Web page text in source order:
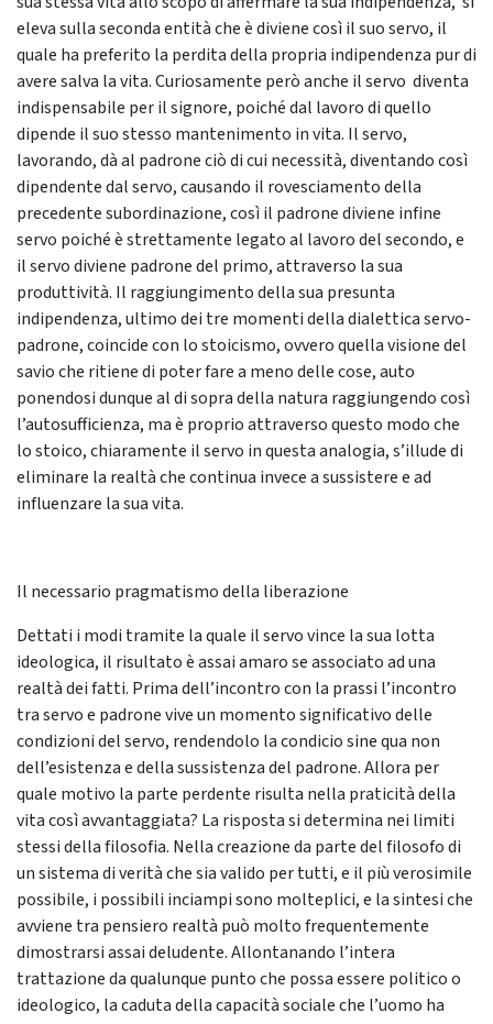
eleva sulla seconda entità che è diviene così il suo servo, il
quale ha preferito la perdita della propria indipendenza pur di
avere salva la vita. Curiosamente però anche il servo diventa
indispensabile per il signore, poiché dal lavoro di quello
dipende il suo stesso mantenimento in vita. Il servo,
lavorando, dà al padrone ciò di cui necessità, diventando così
dipendente dal servo, causando il rovesciamento della
precedente subordinazione, così il padrone diviene infine
servo poiché è strettamente legato al lavoro del secondo, e
il servo diviene padrone del primo, attraverso la sua
produttività. Il raggiungimento della sua presunta
indipendenza, ultimo dei tre momenti della dialettica servo-
padrone, coincide con lo stoicismo, ovvero quella visione del
savio che ritiene di poter fare a meno delle cose, auto
ponendosi dunque al di sopra della natura raggiungendo così
l’autosufficienza, ma è proprio attraverso questo modo che
lo stoico, chiaramente il servo in questa analogia, s’illude di
eliminare la realtà che continua invece a sussistere e ad
influenzare la sua vita.
Il necessario pragmatismo della liberazione
Dettati i modi tramite la quale il servo vince la sua lotta
ideologica, il risultato è assai amaro se associato ad una
realtà dei fatti. Prima dell’incontro con la prassi l’incontro
tra servo e padrone vive un momento significativo delle
condizioni del servo, rendendolo la condicio sine qua non
dell’esistenza e della sussistenza del padrone. Allora per
quale motivo la parte perdente risulta nella praticità della
vita così avvantaggiata? La risposta si determina nei limiti
stessi della filosofia. Nella creazione da parte del filosofo di
un sistema di verità che sia valido per tutti, e il più verosimile
possibile, i possibili inciampi sono molteplici, e la sintesi che
avviene tra pensiero realtà può molto frequentemente
dimostrarsi assai deludente. Allontanando l’intera
trattazione da qualunque punto che possa essere politico o
ideologico, la caduta della capacità sociale che l’uomo ha